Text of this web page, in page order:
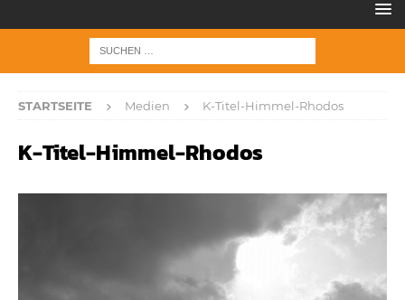
STARTSEITE Medien K-Titel-Himmel-Rhodos
K-Titel-Himmel-Rhodos